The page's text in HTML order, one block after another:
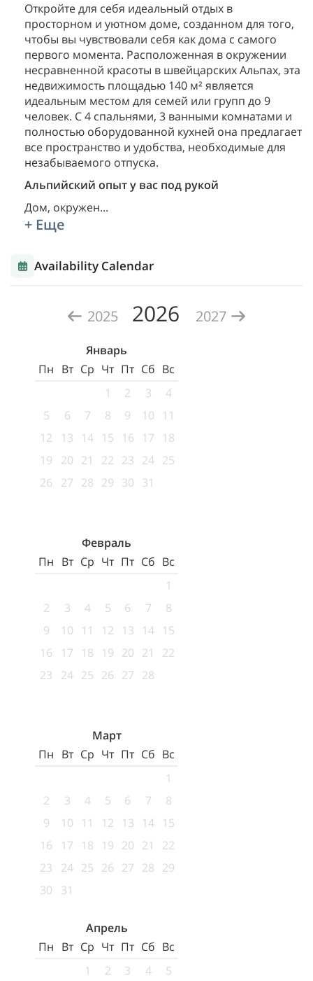
Откройте для себя идеальный отдых в
просторном и уютном доме, созданном для того,
чтобы вы чувствовали себя как дома с самого
первого момента. Расположенная в окружении
несравненной красоты в швейцарских Альпах, эта
недвижимость площадью 140 м² является
идеальным местом для семей или групп до 9
человек. С 4 спальнями, 3 ванными комнатами и
полностью оборудованной кухней она предлагает
все пространство и удобства, необходимые для
незабываемого отпуска.
Альпийский опыт у вас под рукой
Дом, окружен...
+ Еще
Availability Calendar
2025 2026 2027
Январь
Пн Вт Ср Чт Пт Сб Вс
1
2 3
4
5
6 7 8 9 10
11
12
13 14 15 16 17
18
19
20 21 22 23 24 25
26
27 28 29 30 31
Февраль
Пн Вт Ср Чт Пт Сб Вс
1
2
3 4 5 6 7
8
9
10 11 12 13 14 15
16
17 18 19 20 21
22
23
24 25 26 27 28
Март
Пн Вт Ср Чт Пт Сб Вс
1
2
3 4 5 6 7
8
9
10 11 12 13 14 15
16
17 18 19 20 21
22
23
24 25 26 27 28 29
30
31
Апрель
Пн Вт Ср Чт Пт Сб Вс
1
2 3 4
5